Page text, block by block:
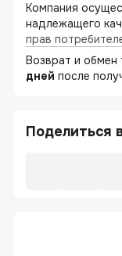
Компания
надлежащего
прав
Возврат и обмен
дней после
Поделиться